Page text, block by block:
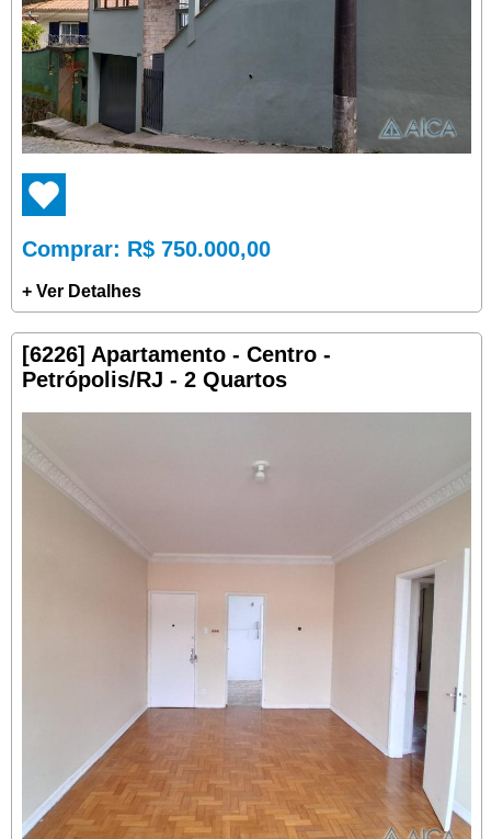
Comprar: R$ 750.000,00
+ Ver Detalhes
[6226] Apartamento - Centro -
Petrópolis/RJ - 2 Quartos